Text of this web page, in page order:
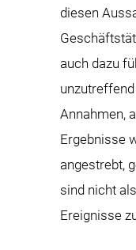
diesen
auch dazu
Annahmen,
Ergebnisse
angestrebt,
sind nicht
Ereignisse